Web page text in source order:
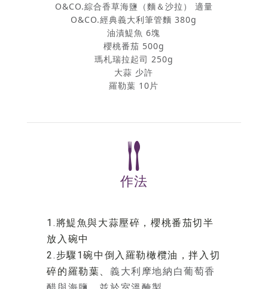
O&CO.綜合香草海鹽（麵＆沙拉） 適量
O&CO.經典義大利筆管麵 380g
油漬鯷魚 6塊
櫻桃番茄 500g
瑪札瑞拉起司 250g
大蒜 少許
羅勒葉 10片
作法
1.將鯷魚與大蒜壓碎，櫻桃番茄切半
放入碗中
2.步驟1碗中倒入羅勒橄欖油，拌入切
碎的羅勒葉、義大利摩地納白葡萄香